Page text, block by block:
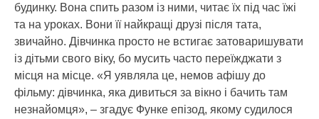
будинку. Вона спить разом із ними, читає їх під час їжі
та на уроках. Вони її найкращі друзі після тата,
звичайно. Дівчинка просто не встигає затоваришувати
із дітьми свого віку, бо мусить часто переїжджати з
місця на місце. «Я уявляла це, немов афішу до
фільму: дівчинка, яка дивиться за вікно і бачить там
незнайомця», – згадує Функе епізод, якому судилося